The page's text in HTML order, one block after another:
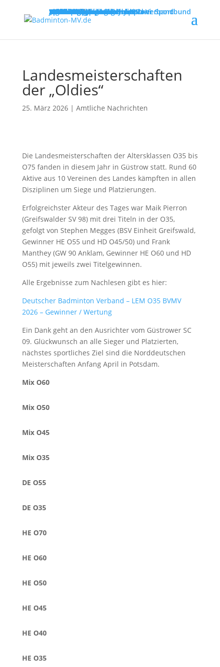
MENUMENU
Willkommen
Verband
Verbandsführung
Ausschreibungen
Vereine
Vereinsservice
Spielbetrieb
Turniere
Landesliga
Landesklasse
Bezirksliga
Lehre & Ausbildung
Ausbildungen
Fortbildungen
Trainerinfos
Schulsport
Shuttle Time
„Mach mit – spiel dich fit!“
Jugend trainiert für Olympia
Spiel- und Sportabzeichen
Badmintonabenteuer mit Toni
Links
DBV - Deutscher Badminton-Verband
DBV - Gruppe Nord
DOSB - Deutscher Olympischer Sportbund
LSB - Landessportbund MV
Landesmeisterschaften
der „Oldies“
25. März 2026| Amtliche Nachrichten
Die Landesmeisterschaften der Altersklassen O35 bis
O75 fanden in diesem Jahr in Güstrow statt. Rund 60
Aktive aus 10 Vereinen des Landes kämpften in allen
Disziplinen um Siege und Platzierungen.
Erfolgreichster Akteur des Tages war Maik Pierron
(Greifswalder SV 98) mit drei Titeln in der O35,
gefolgt von Stephen Megges (BSV Einheit Greifswald,
Gewinner HE O55 und HD O45/50) und Frank
Manthey (GW 90 Anklam, Gewinner HE O60 und HD
O55) mit jeweils zwei Titelgewinnen.
Alle Ergebnisse zum Nachlesen gibt es hier:
Deutscher Badminton Verband – LEM O35 BVMV
2026 – Gewinner / Wertung
Ein Dank geht an den Ausrichter vom Güstrower SC
09. Glückwunsch an alle Sieger und Platzierten,
nächstes sportliches Ziel sind die Norddeutschen
Meisterschaften Anfang April in Potsdam.
Mix O60
Mix O50
Mix O45
Mix O35
DE O55
DE O35
HE O70
HE O60
HE O50
HE O45
HE O40
HE O35